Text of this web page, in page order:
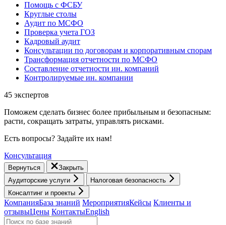
Помощь с ФСБУ
Круглые столы
Аудит по МСФО
Проверка учета ГОЗ
Кадровый аудит
Консультации по договорам и корпоративным спорам
Трансформация отчетности по МСФО
Составление отчетности ин. компаний
Контролируемые ин. компании
45 экспертов
Поможем сделать бизнес более прибыльным и безопасным:
расти, cокращать затраты, управлять рисками.
Есть вопросы? Задайте их нам!
Консультация
Вернуться
Закрыть
Аудиторские услуги
Налоговая безопасность
Консалтинг и проекты
КомпанияБаза знаний МероприятияКейсы Клиенты и
отзывыЦены КонтактыEnglish